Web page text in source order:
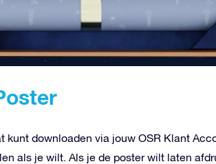
kunt downloaden via jouw OSR Klant
als je wilt. Als je de poster wilt laten